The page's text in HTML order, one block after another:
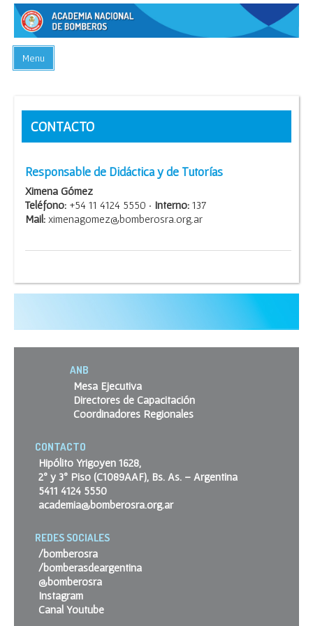
Menu
EQUIPO DOCENTE
OFERTA ACADÉMICA
CONTACTO
CONTACTO
Responsable de Didáctica y de Tutorías
Ximena Gómez
Teléfono: +54 11 4124 5550 · Interno: 137
Mail: ximenagomez@bomberosra.org.ar
ANB
Mesa Ejecutiva
Directores de Capacitación
Coordinadores Regionales
CONTACTO
Hipólito Yrigoyen 1628,
2º y 3º Piso (C1089AAF), Bs. As. – Argentina
5411 4124 5550
academia@bomberosra.org.ar
REDES SOCIALES
/bomberosra
/bomberasdeargentina
@bomberosra
Instagram
Canal Youtube